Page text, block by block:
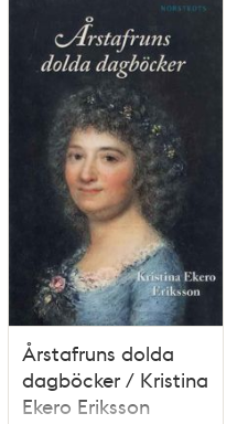
Årstafruns dolda
dagböcker / Kristina
Ekero Eriksson